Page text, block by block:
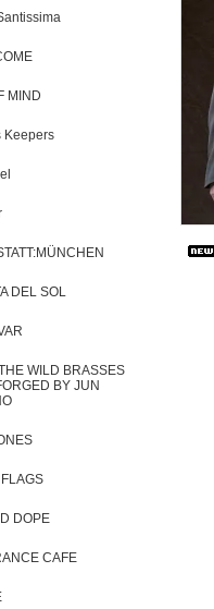
MIND
Keepers
DEL SOL
WILD BRASSES
BY JUN
DOPE
CAFE